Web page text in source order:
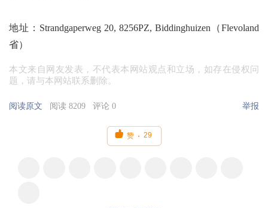
地址：Strandgaperweg 20, 8256PZ, Biddinghuizen（Flevoland
省）
本文来自网友发表，不代表本网站观点和立场，如存在侵权问
题，请与本网站联系删除。
阅读原文 阅读 8209 评论 0 举报
 赞 29